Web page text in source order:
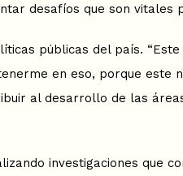
desafíos que son vitales
públicas del país.
en eso, porque este
al desarrollo de las
investigaciones que